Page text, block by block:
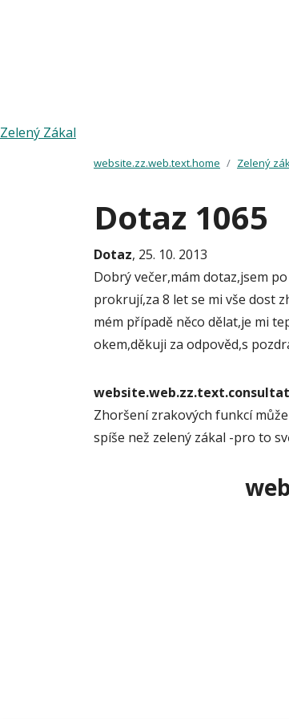
Zelený Zákal
website.zz.web.text.home Zelený
Dotaz 1065
Dotaz, 25. 10. 2013
Dobrý večer,mám dotaz,jsem
prokrují,za 8 let se mi vše dost
mém případě něco dělat,je mi
okem,děkuji za odpověd,s
Zhoršení zrakových funkcí
spíše než zelený zákal -pro to